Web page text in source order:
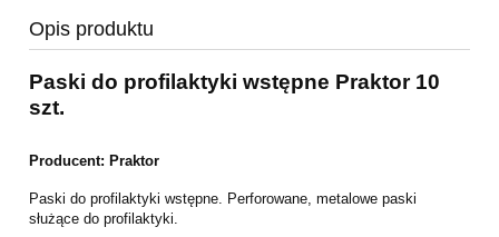
Opis produktu
Paski do profilaktyki wstępne Praktor 10
szt.
Producent: Praktor
Paski do profilaktyki wstępne. Perforowane, metalowe paski
służące do profilaktyki.